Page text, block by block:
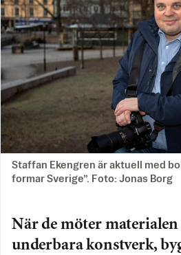
Staffan Ekengren är aktuell med
formar Sverige”. Foto: Jonas Borg
När de möter materialen
underbara konstverk,